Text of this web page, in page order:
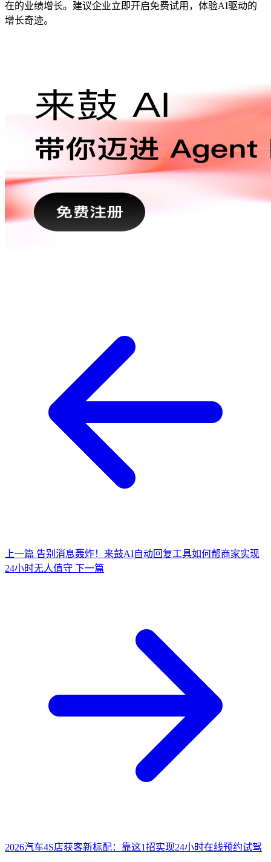
在的业绩增长。建议企业立即开启免费试用，体验AI驱动的
增长奇迹。
上一篇 告别消息轰炸！来鼓AI自动回复工具如何帮商家实现
24小时无人值守 下一篇
2026汽车4S店获客新标配：靠这1招实现24小时在线预约试驾